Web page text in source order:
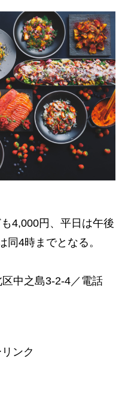
4,000円、平日は午後
同4時までとなる。
中之島3-2-4／電話
ンク